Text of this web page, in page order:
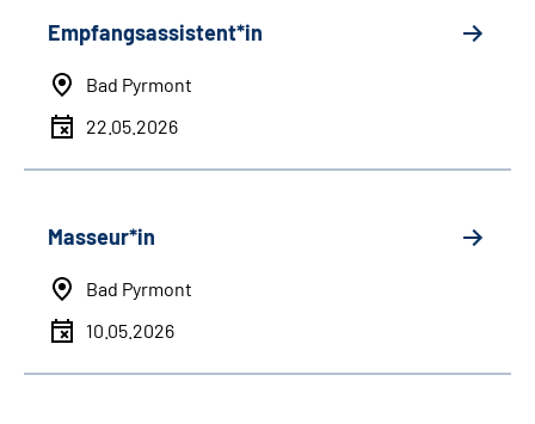
Empfangsassistent*in
Bad Pyrmont
22.05.2026
Masseur*in
Bad Pyrmont
10.05.2026